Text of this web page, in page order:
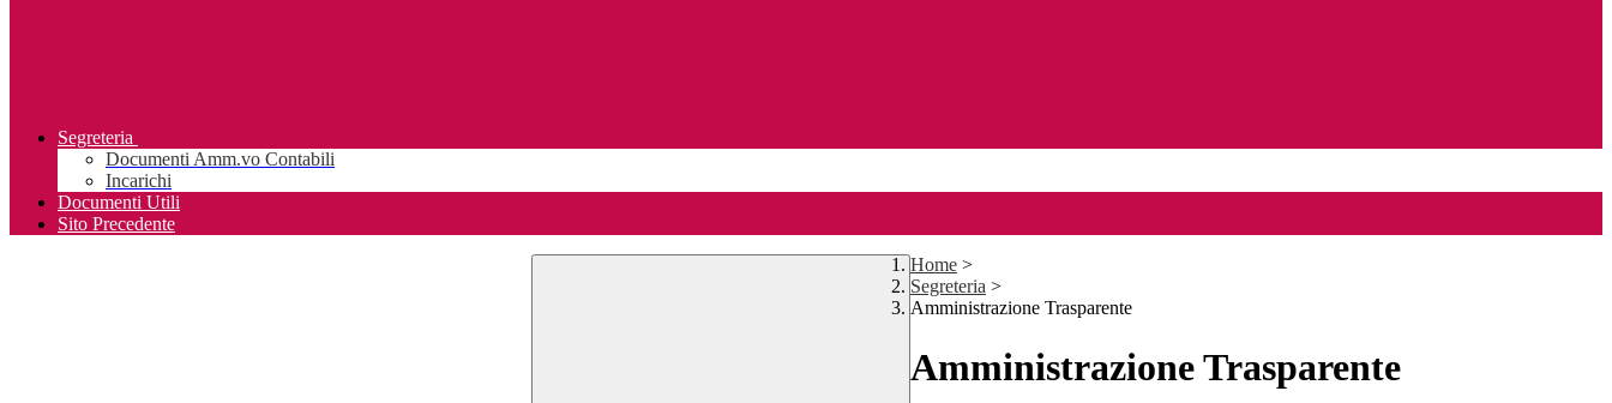
Segreteria
Documenti Amm.vo Contabili
Incarichi
Documenti Utili
Sito Precedente
Home >
Segreteria >
Amministrazione Trasparente
Amministrazione Trasparente